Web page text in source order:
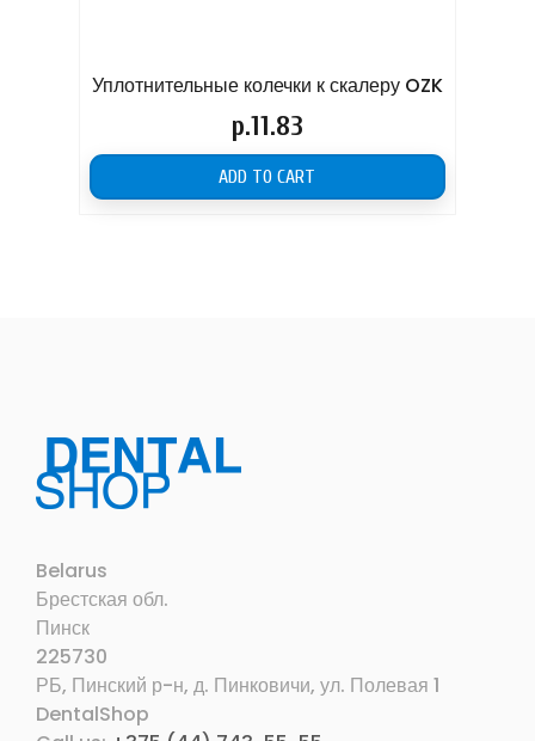
Уплотнительные колечки к скалеру OZK
Price
р.11.83
ADD TO CART
Belarus
Брестская обл.
Пинск
225730
РБ, Пинский р-н, д. Пинковичи, ул. Полевая 1
DentalShop